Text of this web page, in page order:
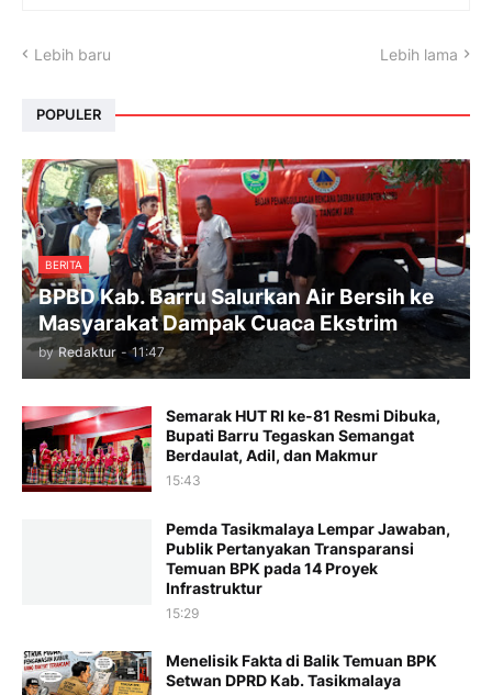
Lebih baru Lebih lama
POPULER
BERITA
BPBD Kab. Barru Salurkan Air Bersih ke
Masyarakat Dampak Cuaca Ekstrim
by Redaktur - 11:47
Semarak HUT RI ke-81 Resmi Dibuka,
Bupati Barru Tegaskan Semangat
Berdaulat, Adil, dan Makmur
15:43
Pemda Tasikmalaya Lempar Jawaban,
Publik Pertanyakan Transparansi
Temuan BPK pada 14 Proyek
Infrastruktur
15:29
Menelisik Fakta di Balik Temuan BPK
Setwan DPRD Kab. Tasikmalaya